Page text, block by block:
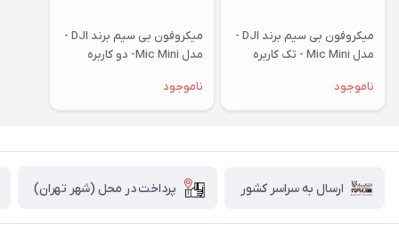
میکروفون بی سیم برند DJI -
مدل Mic Mini - تک کاربره
ناموجود
میکروفون بی سیم برند DJI -
مدل Mic Mini- دو کاربره
ناموجود
ارسال به سراسر کشور پرداخت در محل (شهر تهران)